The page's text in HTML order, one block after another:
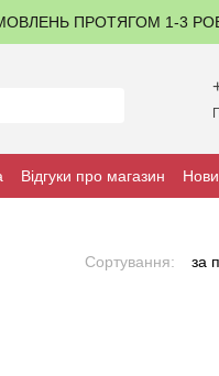
ЗАМОВЛЕНЬ ПРОТЯГОМ 1-3
Відгуки про магазин
Сортування: за